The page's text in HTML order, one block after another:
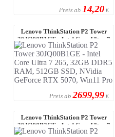
Preis ab 14,20 €
Lenovo ThinkStation P2 Tower
30JQ00B1GE - Intel Core Ultra 7
265 ...
Preis ab 2699,99 €
Lenovo ThinkStation P2 Tower
30JQ00B3GE - Intel Core Ultra 7
265 ...